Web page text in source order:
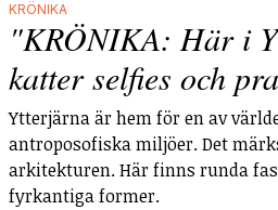
KRÖNIKA
"KRÖNIKA: Här i
katter selfies och
Ytterjärna är hem för en av
antroposofiska miljöer. Det
arkitekturen. Här finns runda
fyrkantiga former.